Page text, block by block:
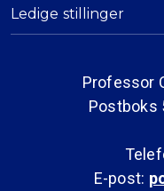
Ledige stillinger
Professor
Postboks
E-post: